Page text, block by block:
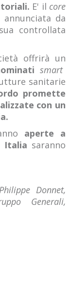
E' il core
annunciata da
controllata
offrirà un
smart
sanitarie
promette
con un
aperte a
Italia saranno
Donnet,
Generali,